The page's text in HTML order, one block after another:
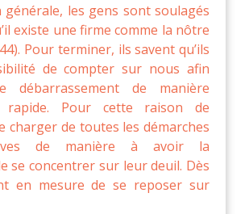
générale, les gens sont soulagés
existe une firme comme la nôtre
Pour terminer, ils savent qu’ils
de compter sur nous afin
le débarrassement de manière
rapide. Pour cette raison de
charger de toutes les démarches
de manière à avoir la
se concentrer sur leur deuil. Dès
en mesure de se reposer sur